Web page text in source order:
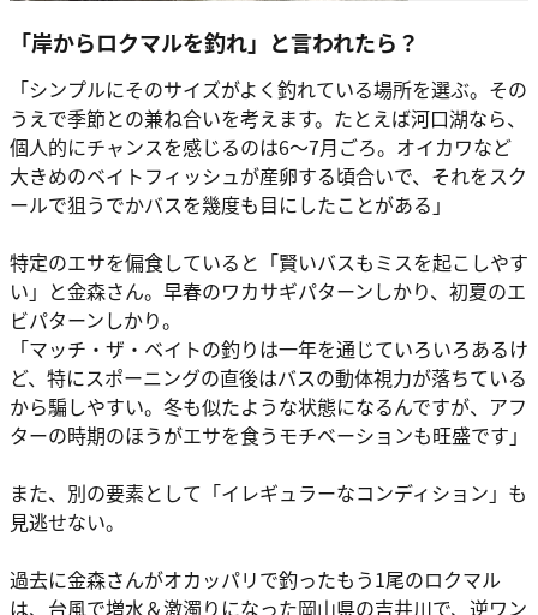
「岸からロクマルを釣れ」と言われたら？
「シンプルにそのサイズがよく釣れている場所を選ぶ。その
うえで季節との兼ね合いを考えます。たとえば河口湖なら、
個人的にチャンスを感じるのは6〜7月ごろ。オイカワなど
大きめのベイトフィッシュが産卵する頃合いで、それをスク
ールで狙うでかバスを幾度も目にしたことがある」
特定のエサを偏食していると「賢いバスもミスを起こしやす
い」と金森さん。早春のワカサギパターンしかり、初夏のエ
ビパターンしかり。
「マッチ・ザ・ベイトの釣りは一年を通じていろいろあるけ
ど、特にスポーニングの直後はバスの動体視力が落ちている
から騙しやすい。冬も似たような状態になるんですが、アフ
ターの時期のほうがエサを食うモチベーションも旺盛です」
また、別の要素として「イレギュラーなコンディション」も
見逃せない。
過去に金森さんがオカッパリで釣ったもう1尾のロクマル
は、台風で増水＆激濁りになった岡山県の吉井川で、逆ワン